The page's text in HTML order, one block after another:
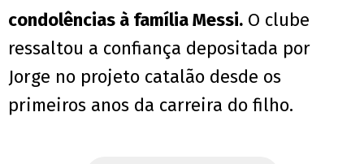
condolências à família Messi. O clube
ressaltou a confiança depositada por
Jorge no projeto catalão desde os
primeiros anos da carreira do filho.